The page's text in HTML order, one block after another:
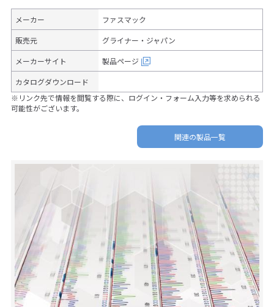
メーカー ファスマック
販売元 グライナー・ジャパン
メーカーサイト 製品ページ
カタログダウンロード
※リンク先で情報を閲覧する際に、ログイン・フォーム入力等を求められる
可能性がございます。
関連の製品一覧